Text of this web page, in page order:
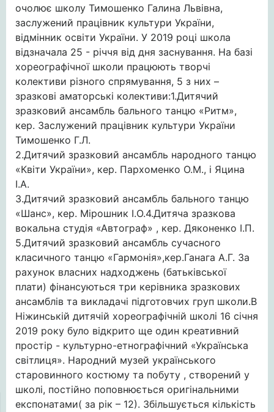
очолює школу Тимошенко Галина Львівна,
заслужений працівник культури України,
відмінник освіти України. У 2019 році школа
відзначала 25 - річчя від дня заснування. На базі
хореографічної школи працюють творчі
колективи різного спрямування, 5 з них –
зразкові аматорські колективи:1.Дитячий
зразковий ансамбль бального танцю «Ритм»,
кер. Заслужений працівник культури України
Тимошенко Г.Л.
2.Дитячий зразковий ансамбль народного танцю
«Квіти України», кер. Пархоменко О.М., і Яцина
І.А.
3.Дитячий зразковий ансамбль бального танцю
«Шанс», кер. Мірошник І.О.4.Дитяча зразкова
вокальна студія «Автограф» , кер. Дяконенко І.П.
5.Дитячий зразковий ансамбль сучасного
класичного танцю «Гармонія»,кер.Ганага А.Г. За
рахунок власних надходжень (батьківської
плати) фінансуються три керівника зразкових
ансамблів та викладачі підготовчих груп школи.В
Ніжинській дитячій хореографічній школі 16 січня
2019 року було відкрито ще один креативний
простір - культурно-етнографічний «Українська
світлиця». Народний музей українського
старовинного костюму та побуту , створений у
школі, постійно поповнюється оригінальними
експонатами( за рік – 12). Збільшується кількість